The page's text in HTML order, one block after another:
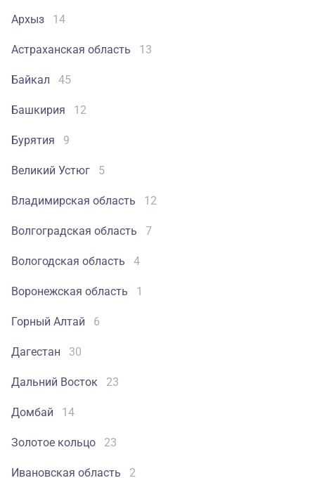
Архыз 14
Астраханская область 13
Байкал 45
Башкирия 12
Бурятия 9
Великий Устюг 5
Владимирская область 12
Волгоградская область 7
Вологодская область 4
Воронежская область 1
Горный Алтай 6
Дагестан 30
Дальний Восток 23
Домбай 14
Золотое кольцо 23
Ивановская область 2